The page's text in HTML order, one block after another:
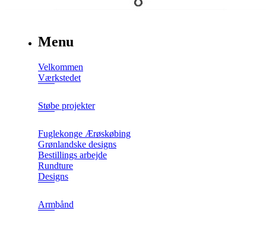
Menu
Velkommen
Værkstedet
Støbe projekter
Fuglekonge Ærøskøbing
Grønlandske designs
Bestillings arbejde
Rundture
Designs
Armbånd